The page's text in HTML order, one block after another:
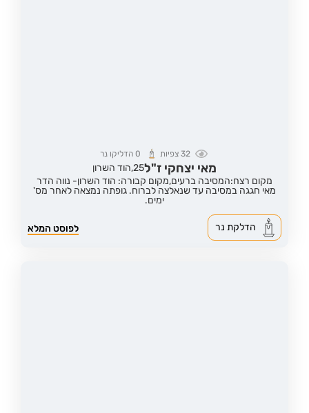
32 צפיות 0הדליקו נר
מאי יצחקי ז"ל25, הוד השרון
מקום רצח:המסיבה ברעים,מקום קבורה: הוד השרון- נווה הדר
מאי חגגה במסיבה עד שנאלצה לברוח. גופתה נמצאה לאחר מס'
ימים.
לפוסט המלא הדלקת נר